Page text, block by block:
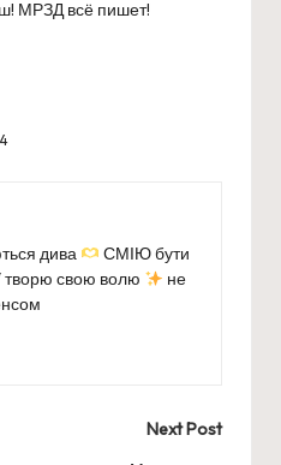
МРЗД всё пишет!
дива
СМІЮ бути
свою волю
не
Next Post